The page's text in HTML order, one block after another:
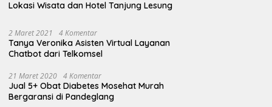
Lokasi Wisata dan Hotel Tanjung Lesung
2 Maret 2021 4 Komentar
Tanya Veronika Asisten Virtual Layanan
Chatbot dari Telkomsel
21 Maret 2020 4 Komentar
Jual 5+ Obat Diabetes Mosehat Murah
Bergaransi di Pandeglang